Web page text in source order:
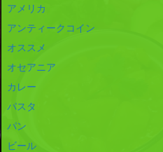
アメリカ
アンティークコイン
オススメ
オセアニア
カレー
パスタ
パン
ビール